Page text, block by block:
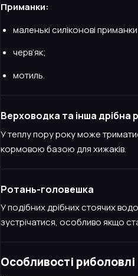
Приманки:
маленькі силіконові
черв’як;
мотиль.
Верховодка та інша дрібна
У теплу пору року може
кормовою базою для хижаків.
Ротань-головешка
У подібних дрібних стоячих
зустрічатися, особливо якщо
Особливості риболовлі